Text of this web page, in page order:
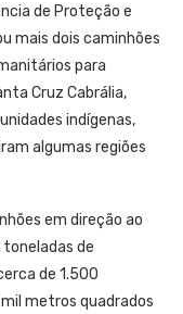
de Proteção e
mais dois caminhões
para
Cruz Cabrália,
indígenas,
algumas regiões
em direção ao
toneladas de
de 1.500
metros quadrados